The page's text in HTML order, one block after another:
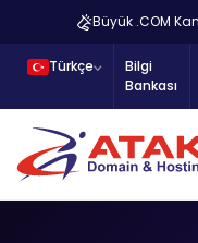
Büyük .COM
Türkçe
Bilgi
Bankası